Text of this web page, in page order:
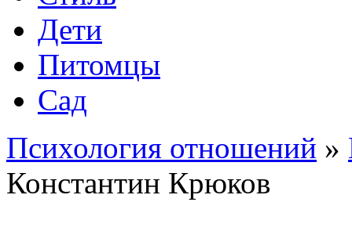
Дети
Питомцы
Сад
Психология отношений »
Константин Крюков